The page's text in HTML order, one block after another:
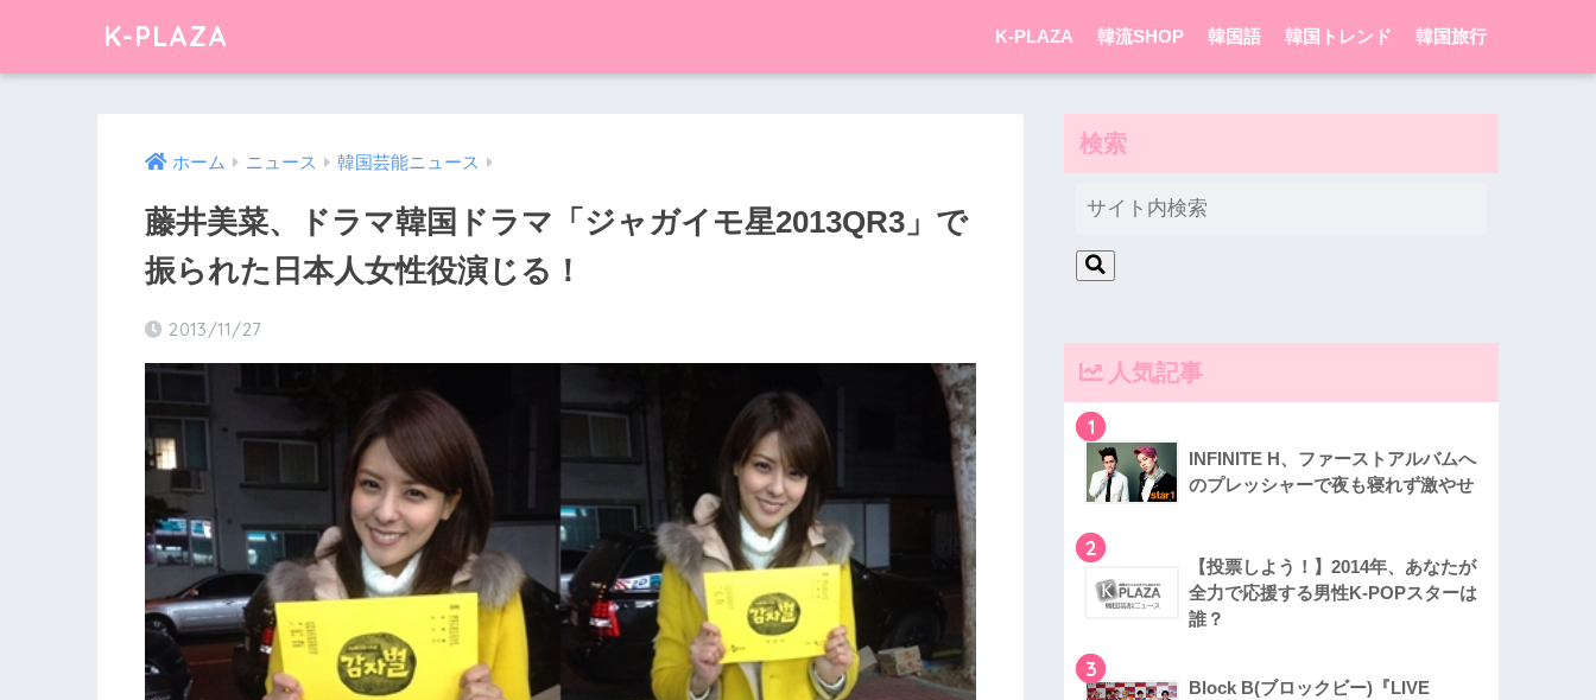
K-PLAZA K-PLAZA 韓流SHOP 韓国語 韓国トレンド 韓国旅行
ホーム ニュース 韓国芸能ニュース
藤井美菜、ドラマ韓国ドラマ「ジャガイモ星2013QR3」で
振られた日本人女性役演じる！
2013/11/27
検索
人気記事
1
INFINITE H、ファーストアルバムへ
のプレッシャーで夜も寝れず激やせ
2
【投票しよう！】2014年、あなたが
全力で応援する男性K-POPスターは
誰？
3
Block B(ブロックビー)『LIVE